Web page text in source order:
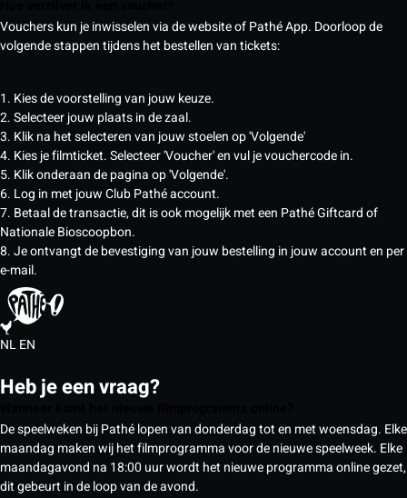
Vouchers kun je inwisselen via de website of Pathé App. Doorloop de
volgende stappen tijdens het bestellen van tickets:
1. Kies de voorstelling van jouw keuze.
2. Selecteer jouw plaats in de zaal.
3. Klik na het selecteren van jouw stoelen op 'Volgende'
4. Kies je filmticket. Selecteer 'Voucher' en vul je vouchercode in.
5. Klik onderaan de pagina op 'Volgende'.
6. Log in met jouw Club Pathé account.
7. Betaal de transactie, dit is ook mogelijk met een Pathé Giftcard of
Nationale Bioscoopbon.
8. Je ontvangt de bevestiging van jouw bestelling in jouw account en per
e-mail.
NLEN
Heb je een vraag?
De speelweken bij Pathé lopen van donderdag tot en met woensdag. Elke
maandag maken wij het filmprogramma voor de nieuwe speelweek. Elke
maandagavond na 18:00 uur wordt het nieuwe programma online gezet,
dit gebeurt in de loop van de avond.